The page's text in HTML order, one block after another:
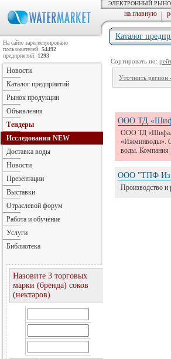
ЭЛЕКТРОННЫЙ
на главную |
Каталог
Сортировать по:
Уточнить регион
ООО ТД
ООО ТД «Шифалы
«Ижминводы».
воды. Компания
ООО "ТПФ
Производство и
На сайте зарегистрировано
пользователей: 54492
предприятий: 1293
Новости
Каталог предприятий
Рынок продукции
Объявления
Тендеры
Исследования NEW
Доставка воды
Новости
Презентации
Выставки
Отраслевой форум
Работа и обучение
Услуги
Библиотека
Назовите 3 торговых
марки (бренда) соков
(нектаров)